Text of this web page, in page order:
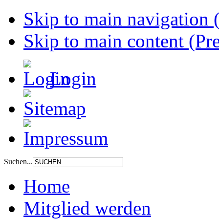
Skip to main navigation
Skip to main content
Login
Suchen...
Home
Mitglied werden